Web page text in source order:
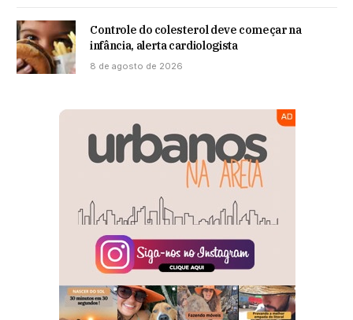
Controle do colesterol deve começar na
infância, alerta cardiologista
8 de agosto de 2026